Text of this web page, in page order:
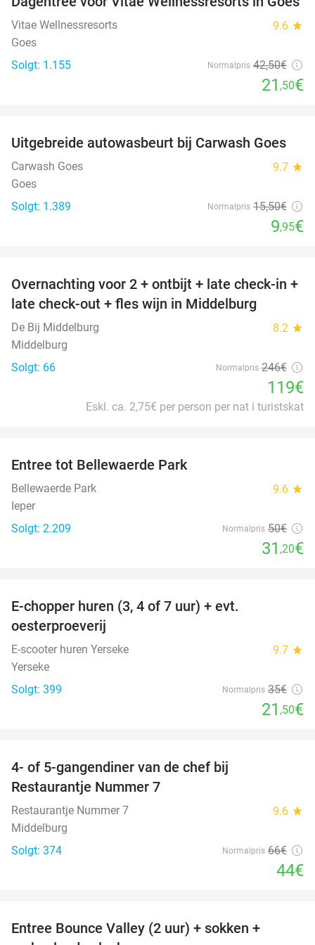
49%
Vitae Wellnessresorts 9.6 star
Goes
Solgt: 1.155
Normalpris 42,50€
21 ,50€
36%
Uitgebreide autowasbeurt bij Carwash Goes
Carwash Goes 9.7 star
Goes
Solgt: 1.389
Normalpris 15,50€
9,95€
52%
Overnachting voor 2 + ontbijt + late check-in +
late check-out + fles wijn in Middelburg
De Bij Middelburg 8.2 star
Middelburg
Solgt: 66
Normalpris 246€
119€
Eskl. ca. 2,75€ per person per nat i turistskat
Entree tot Bellewaerde Park
Bellewaerde Park 9.6 star
Ieper
Solgt: 2.209
Normalpris 50€
31 ,20€
E-chopper huren (3, 4 of 7 uur) + evt.
oesterproeverij
E-scooter huren Yerseke 9.7 star
Yerseke
Solgt: 399
Normalpris 35€
21 ,50€
4- of 5-gangendiner van de chef bij
Restaurantje Nummer 7
Restaurantje Nummer 7 9.6 star
Middelburg
Solgt: 374
Normalpris 66€
44€
Entree Bounce Valley (2 uur) + sokken +